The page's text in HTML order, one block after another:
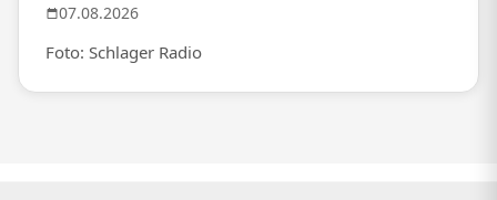
07.08.2026
Foto: Schlager Radio